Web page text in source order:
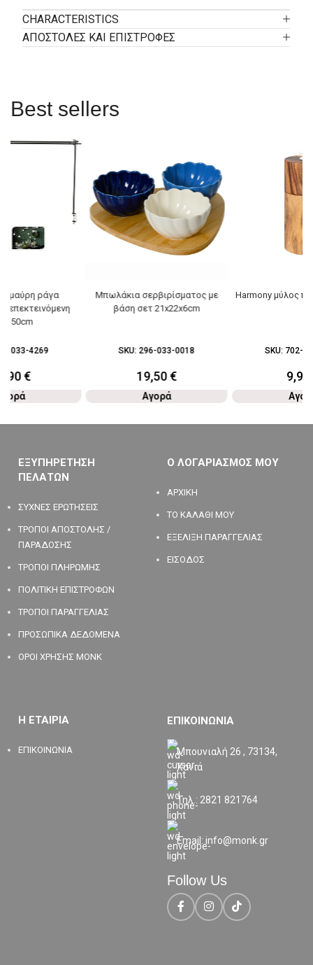
CHARACTERISTICS
ΑΠΟΣΤΟΛΕΣ ΚΑΙ ΕΠΙΣΤΡΟΦΕΣ
Best sellers
μαύρη ράγα
επεκτεινόμενη
250cm
033-4269
€
Μπωλάκια σερβιρίσματος με
βάση σετ 21x22x6cm
SKU: 296-033-0018
19,50€
Αγορά
Harmony μύλος
SKU: 702-
9,90
ΕΞΥΠΗΡΕΤΗΣΗ
ΠΕΛΑΤΩΝ
ΣΥΧΝΕΣ ΕΡΩΤΗΣΕΙΣ
ΤΡΟΠΟΙ ΑΠΟΣΤΟΛΗΣ /
ΠΑΡΑΔΟΣΗΣ
ΤΡΟΠΟΙ ΠΛΗΡΩΜΗΣ
ΠΟΛΙΤΙΚΗ ΕΠΙΣΤΡΟΦΩΝ
ΤΡΟΠΟΙ ΠΑΡΑΓΓΕΛΙΑΣ
ΠΡΟΣΩΠΙΚΑ ΔΕΔΟΜΕΝΑ
ΟΡΟΙ ΧΡΗΣΗΣ MONK
Ο ΛΟΓΑΡΙΑΣΜΟΣ ΜΟΥ
ΑΡΧΙΚΗ
ΤΟ ΚΑΛΑΘΙ ΜΟΥ
ΕΞΕΛΙΞΗ ΠΑΡΑΓΓΕΛΙΑΣ
ΕΙΣΟΔΟΣ
Η ΕΤΑΙΡΙΑ
ΕΠΙΚΟΙΝΩΝΙΑ
ΕΠΙΚΟΙΝΩΝΙΑ
Μπουνιαλή 26 , 73134,
Χανιά
Τηλ.: 2821 821764
Email: info@monk.gr
Follow Us